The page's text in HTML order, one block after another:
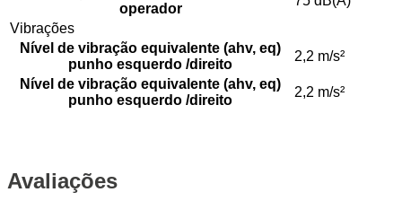
operador
Vibrações
Nível de vibração equivalente (ahv, eq)
punho esquerdo /direito
2,2 m/s²
Nível de vibração equivalente (ahv, eq)
punho esquerdo /direito
2,2 m/s²
Avaliações